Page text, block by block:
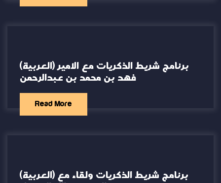
(العربية) برنامج شريط الذكريات مع الامير
فهد بن محمد بن عبدالرحمن
Read More
(العربية) برنامج شريط الذكريات ولقاء مع